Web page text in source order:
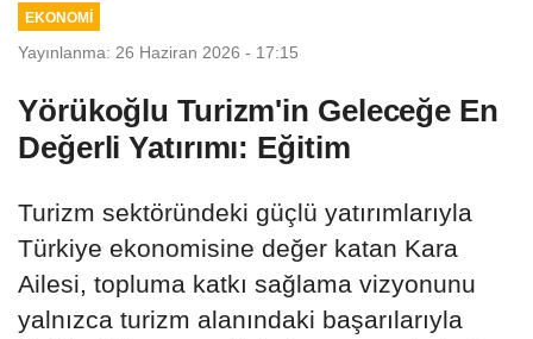
EKONOMİ
Yayınlanma: 26 Haziran 2026 - 17:15
Yörükoğlu Turizm'in Geleceğe En
Değerli Yatırımı: Eğitim
Turizm sektöründeki güçlü yatırımlarıyla
Türkiye ekonomisine değer katan Kara
Ailesi, topluma katkı sağlama vizyonunu
yalnızca turizm alanındaki başarılarıyla